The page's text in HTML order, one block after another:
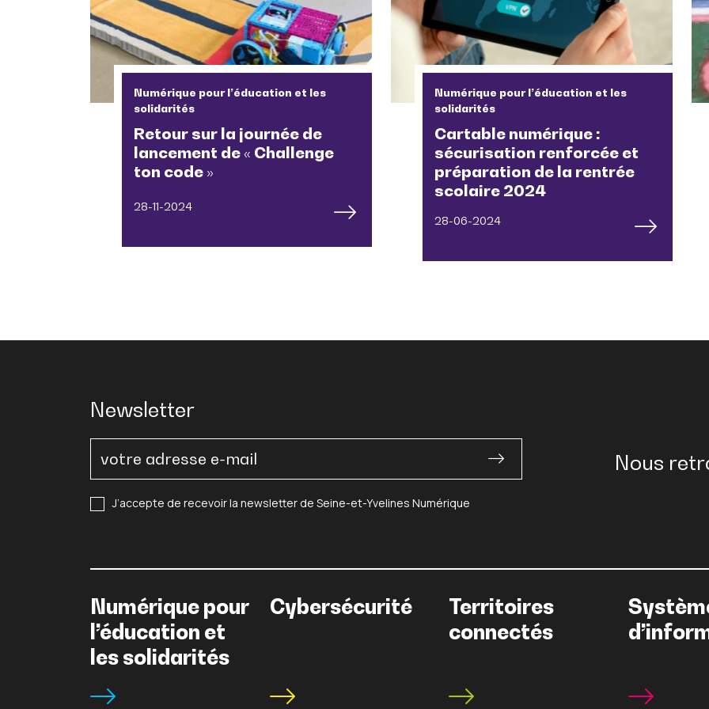
Numérique pour l’éducation et les
solidarités
Retour sur la journée de
lancement de « Challenge
ton code »
28-11-2024
Numérique pour l’éducation et les
solidarités
Cartable numérique :
sécurisation renforcée et
préparation de la rentrée
scolaire 2024
28-06-2024
Newsletter
J’accepte de recevoir la newsletter de Seine-et-Yvelines Numérique
Nous
Numérique pour
l’éducation et
les solidarités
Cybersécurité
Territoires
connectés